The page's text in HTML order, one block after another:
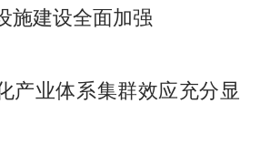
建设全面加强
体系集群效应充分显